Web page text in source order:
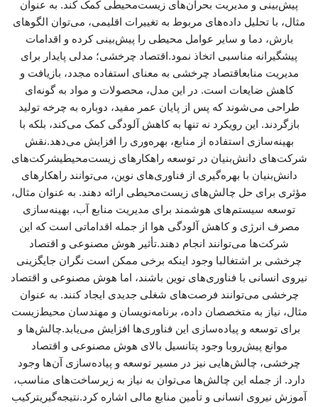
پیش‌بینی و مدیریت بحران‌های زیست‌محیطی کمک کند. به عنوان
مثال، با تحلیل داده‌های مربوط به تغییرات اقلیمی، می‌توان الگوهای
بارش، دما و سایر عوامل محیطی را پیش‌بینی کرده و اقدامات
پیشگیرانه مناسبی اتخاذ نمود.اقتصاد چرخشی؛ مدلی پایدار برای
مدیریت منابعاقتصاد چرخشی به معنای استفاده مجدد، بازیافت و
کاهش ضایعات است. در این مدل، محصولات و مواد به گونه‌ای
طراحی می‌شوند که پس از پایان عمر مفید، دوباره به چرخه تولید
بازگردند. این رویکرد نه تنها به کاهش آلودگی کمک می‌کند، بلکه با
بهینه‌سازی استفاده از منابع، بهره‌وری را افزایش می‌دهد.نقش
شرکت‌های دانش‌بنیان در توسعه راهکارهای زیست‌محیطیشرکت‌های
دانش‌بنیان با بهره‌گیری از فناوری‌های نوین، می‌توانند راهکارهای
مؤثری برای حل چالش‌های زیست‌محیطی ارائه دهند. به عنوان مثال،
توسعه سیستم‌های هوشمند برای مدیریت منابع آب، بهینه‌سازی
مصرف انرژی و کاهش آلودگی هوا از جمله اقداماتی است که این
شرکت‌ها می‌توانند انجام دهند.تأثیر هوش مصنوعی و اقتصاد
چرخشی بر اشتغالبا وجود اینکه برخی ممکن است نگران جایگزینی
نیروی انسانی با فناوری‌های نوین باشند، اما هوش مصنوعی و اقتصاد
چرخشی می‌توانند فرصت‌های شغلی جدیدی ایجاد کنند. به عنوان
مثال، نیاز به متخصصان داده، برنامه‌نویسان و مهندسان محیط‌زیست
برای توسعه و پیاده‌سازی این فناوری‌ها افزایش می‌یابد.چالش‌ها و
موانع پیش‌روبا وجود پتانسیل بالای هوش مصنوعی و اقتصاد
چرخشی، چالش‌هایی نیز در مسیر توسعه و پیاده‌سازی آن‌ها وجود
دارد. از جمله این چالش‌ها می‌توان به نیاز به زیرساخت‌های مناسب،
آموزش نیروی انسانی و تأمین منابع مالی اشاره کرد.نتیجه‌گیریترکیب